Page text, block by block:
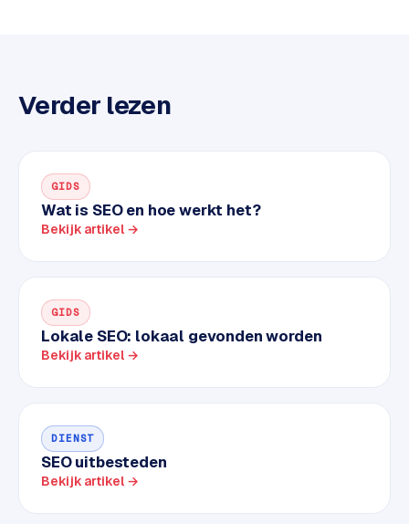
w
a
n
p
r
o
d
u
c
t
f
e
e
d
L
a
b
Verder lezen
GIDS
Wat is SEO en hoe werkt het?
Bekijk artikel →
GIDS
Lokale SEO: lokaal gevonden worden
Bekijk artikel →
DIENST
SEO uitbesteden
Bekijk artikel →